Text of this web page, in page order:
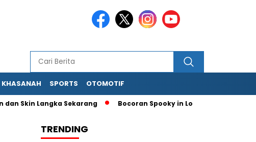
KHASANAH SPORTS OTOMOTIF
Langka Sekarang Bocoran Spooky in Love Ep 7: Pertunangan
TRENDING